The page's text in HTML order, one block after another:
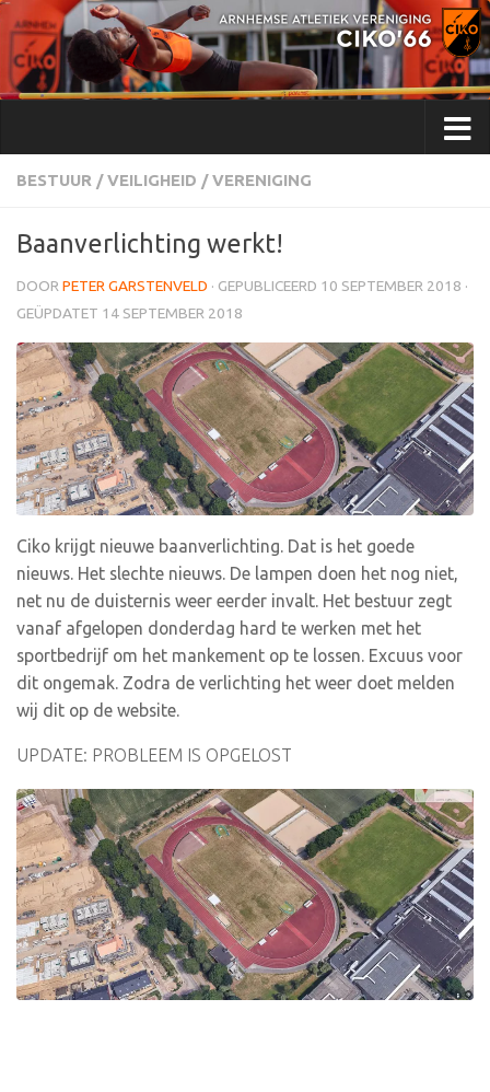
Doorgaan naar inhoud
BESTUUR / VEILIGHEID / VERENIGING
Baanverlichting werkt!
DOOR PETER GARSTENVELD · GEPUBLICEERD 10 SEPTEMBER 2018 ·
GEÜPDATET 14 SEPTEMBER 2018
Ciko krijgt nieuwe baanverlichting. Dat is het goede
nieuws. Het slechte nieuws. De lampen doen het nog niet,
net nu de duisternis weer eerder invalt. Het bestuur zegt
vanaf afgelopen donderdag hard te werken met het
sportbedrijf om het mankement op te lossen. Excuus voor
dit ongemak. Zodra de verlichting het weer doet melden
wij dit op de website.
UPDATE: PROBLEEM IS OPGELOST